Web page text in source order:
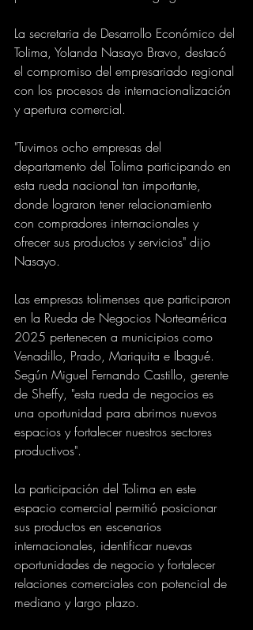
La secretaria de Desarrollo Económico del
Tolima, Yolanda Nasayo Bravo, destacó
el compromiso del empresariado regional
con los procesos de internacionalización
y apertura comercial.
"Tuvimos ocho empresas del
departamento del Tolima participando en
esta rueda nacional tan importante,
donde lograron tener relacionamiento
con compradores internacionales y
ofrecer sus productos y servicios" dijo
Nasayo.
Las empresas tolimenses que participaron
en la Rueda de Negocios Norteamérica
2025 pertenecen a municipios como
Venadillo, Prado, Mariquita e Ibagué.
Según Miguel Fernando Castillo, gerente
de Sheffy, "esta rueda de negocios es
una oportunidad para abrirnos nuevos
espacios y fortalecer nuestros sectores
productivos".
La participación del Tolima en este
espacio comercial permitió posicionar
sus productos en escenarios
internacionales, identificar nuevas
oportunidades de negocio y fortalecer
relaciones comerciales con potencial de
mediano y largo plazo.